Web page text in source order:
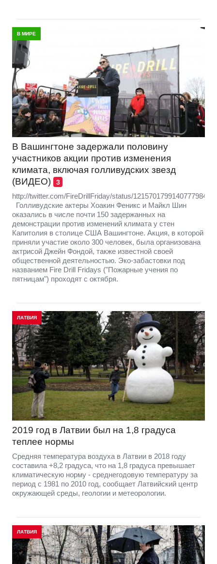
В МИРЕ
В Вашингтоне задержали половину
участников акции против изменения
климата, включая голливудских звезд
(ВИДЕО)
3
http://twitter.com/FireDrillFriday/status/1215701799140777984
Голливудские актеры Хоакин Феникс и Майкл Шин
оказались в числе почти 150 задержанных на
демонстрации против изменений климата у стен
Капитолия в столице США Вашингтоне. Акция, в которой
приняли участие около 300 человек, была организована
актрисой Джейн Фондой, также известной своей
общественной деятельностью. Эко-забастовки под
названием Fire Drill Fridays ("Пожарные учения по
пятницам") проходят с октября.
ЛАТВИЯ
2019 год в Латвии был на 1,8 градуса
теплее нормы
Средняя температура воздуха в Латвии в 2018 году
составила +8,2 градуса, что на 1,8 градуса превышает
климатическую норму - среднегодовую температуру за
период с 1981 по 2010 год, сообщает Латвийский центр
окружающей среды, геологии и метеорологии.
ЛАТВИЯ